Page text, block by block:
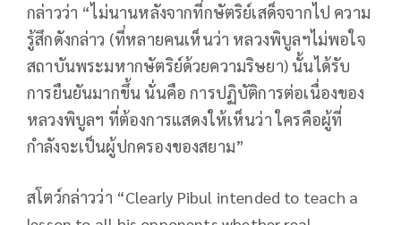
กล่าวว่า “ไม่นานหลังจากที่กษัตริย์เสด็จจากไป ความ
รู้สึกดังกล่าว (ที่หลายคนเห็นว่า หลวงพิบูลฯไม่พอใจ
สถาบันพระมหากษัตริย์ด้วยความริษยา) นั้นได้รับ
การยืนยันมากขึ้น นั่นคือ การปฏิบัติการต่อเนื่องของ
หลวงพิบูลฯ ที่ต้องการแสดงให้เห็นว่า ใครคือผู้ที่
กำลังจะเป็นผู้ปกครองของสยาม”
สโตว์กล่าวว่า “Clearly Pibul intended to teach a